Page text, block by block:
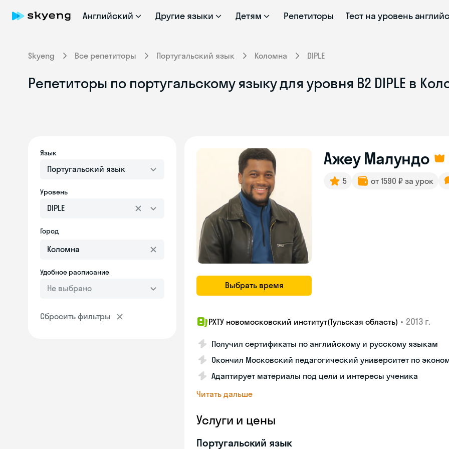
Английский Другие языки Детям Репетиторы Тест на уровень
Skyeng Все репетиторы Португальский язык Коломна DIPLE
Репетиторы по португальскому языку для уровня B2 DIPLE в
Язык
Португальский язык
Уровень
DIPLE
Город
Удобное расписание
Не выбрано
Сбросить фильтры
Выбрать время
Ажеу Малундо
5 от 1590 ₽ за урок
РХТУ новомосковский институт(Тульская область) • 2013 г.
Получил сертификаты по английскому и русскому языкам
Окончил Московский педагогический университет по
Адаптирует материалы под цели и интересы ученика
Читать дальше
Услуги и цены
Португальский язык